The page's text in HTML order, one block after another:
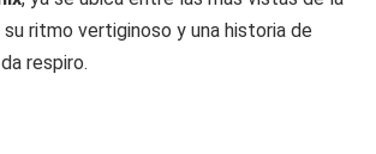
su ritmo vertiginoso y una historia de
respiro.